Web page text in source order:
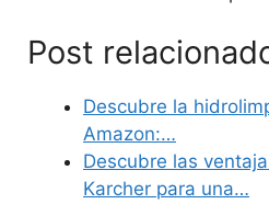
Post
Descubre la
Amazon:…
Descubre las
Karcher para una…